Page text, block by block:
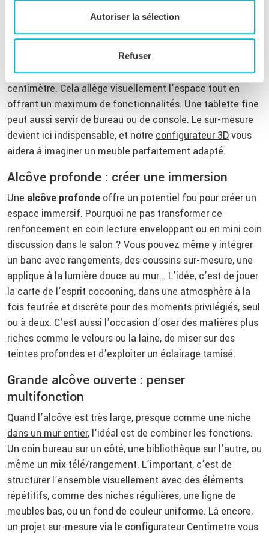
Autoriser la sélection
Refuser
Alcôve étroite : exploiter la hauteur
Quand l’espace est étroit, on pense tout de suite
verticalité. Installez des étagères du sol au plafond, ou
une structure en colonne, pour optimiser le moindre
centimètre. Cela allège visuellement l’espace tout en
offrant un maximum de fonctionnalités. Une tablette fine
peut aussi servir de bureau ou de console. Le sur-mesure
devient ici indispensable, et notre configurateur 3Dvous
aidera à imaginer un meuble parfaitement adapté.
Alcôve profonde : créer une immersion
Une alcôve profonde offre un potentiel fou pour créer un
espace immersif. Pourquoi ne pas transformer ce
renfoncement en coin lecture enveloppant ou en mini coin
discussion dans le salon ? Vous pouvez même y intégrer
un banc avec rangements, des coussins sur-mesure, une
applique à la lumière douce au mur… L’idée, c’est de jouer
la carte de l’esprit cocooning, dans une atmosphère à la
fois feutrée et discrète pour des moments privilégiés, seul
ou à deux. C’est aussi l’occasion d’oser des matières plus
riches comme le velours ou la laine, de miser sur des
teintes profondes et d’exploiter un éclairage tamisé.
Grande alcôve ouverte : penser
multifonction
Quand l’alcôve est très large, presque comme une niche
dans un mur entier, l’idéal est de combiner les fonctions.
Un coin bureau sur un côté, une bibliothèque sur l’autre, ou
même un mix télé/rangement. L’important, c’est de
structurer l’ensemble visuellement avec des éléments
répétitifs, comme des niches régulières, une ligne de
meubles bas, ou un fond de couleur uniforme. Là encore,
un projet sur-mesure via le configurateur Centimetre vous